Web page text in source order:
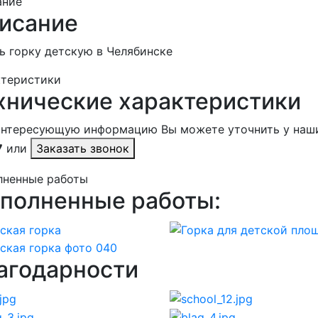
горку детскую в Челябинске
характеристики
информацию Вы можете уточнить у
или Заказать звонок
работы
работы: